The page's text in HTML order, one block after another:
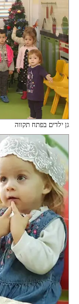
גן ילדים בפתח תקווה